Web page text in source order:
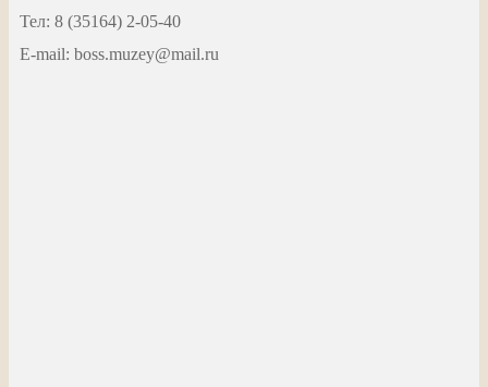
Тел: 8 (35164) 2-05-40
Е-mail: boss.muzey@mail.ru